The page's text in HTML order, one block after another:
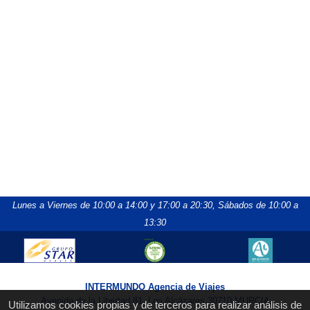
Utilizamos cookies propias y de terceros para realizar análisis de
Lunes a Viernes de 10:00 a 14:00 y 17:00 a 20:30, Sábados de 10:00 a
13:30
INTERMUNDO Agencia de Viajes
Avenida de la Libertad 81, Los Alcázares 30710 MURCIA